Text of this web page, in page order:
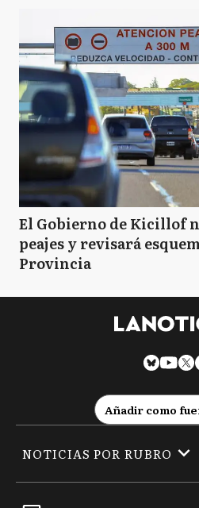
El Gobierno de Kicillof
peajes y revisará
Provincia
Añadir como
NOTICIAS POR RUBRO